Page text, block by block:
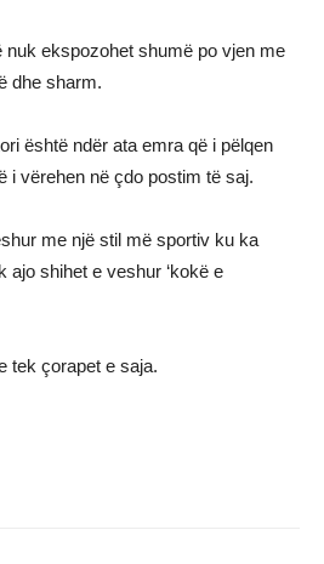
nuk ekspozohet shumë po vjen me
dhe sharm.
është ndër ata emra që i pëlqen
i vërehen në çdo postim të saj.
me një stil më sportiv ku ka
ajo shihet e veshur ‘kokë e
tek çorapet e saja.